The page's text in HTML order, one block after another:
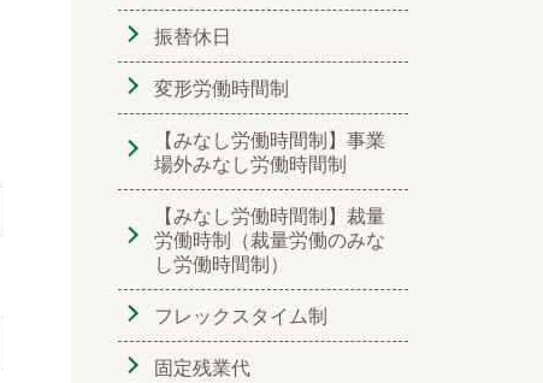
振替休日
変形労働時間制
【みなし労働時間制】事業
場外みなし労働時間制
【みなし労働時間制】裁量
労働時制（裁量労働のみな
し労働時間制）
フレックスタイム制
固定残業代